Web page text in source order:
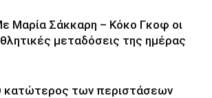
Μαρία Σάκκαρη – Κόκο Γκοφ οι
μεταδόσεις της ημέρας
κατώτερος των περιστάσεων